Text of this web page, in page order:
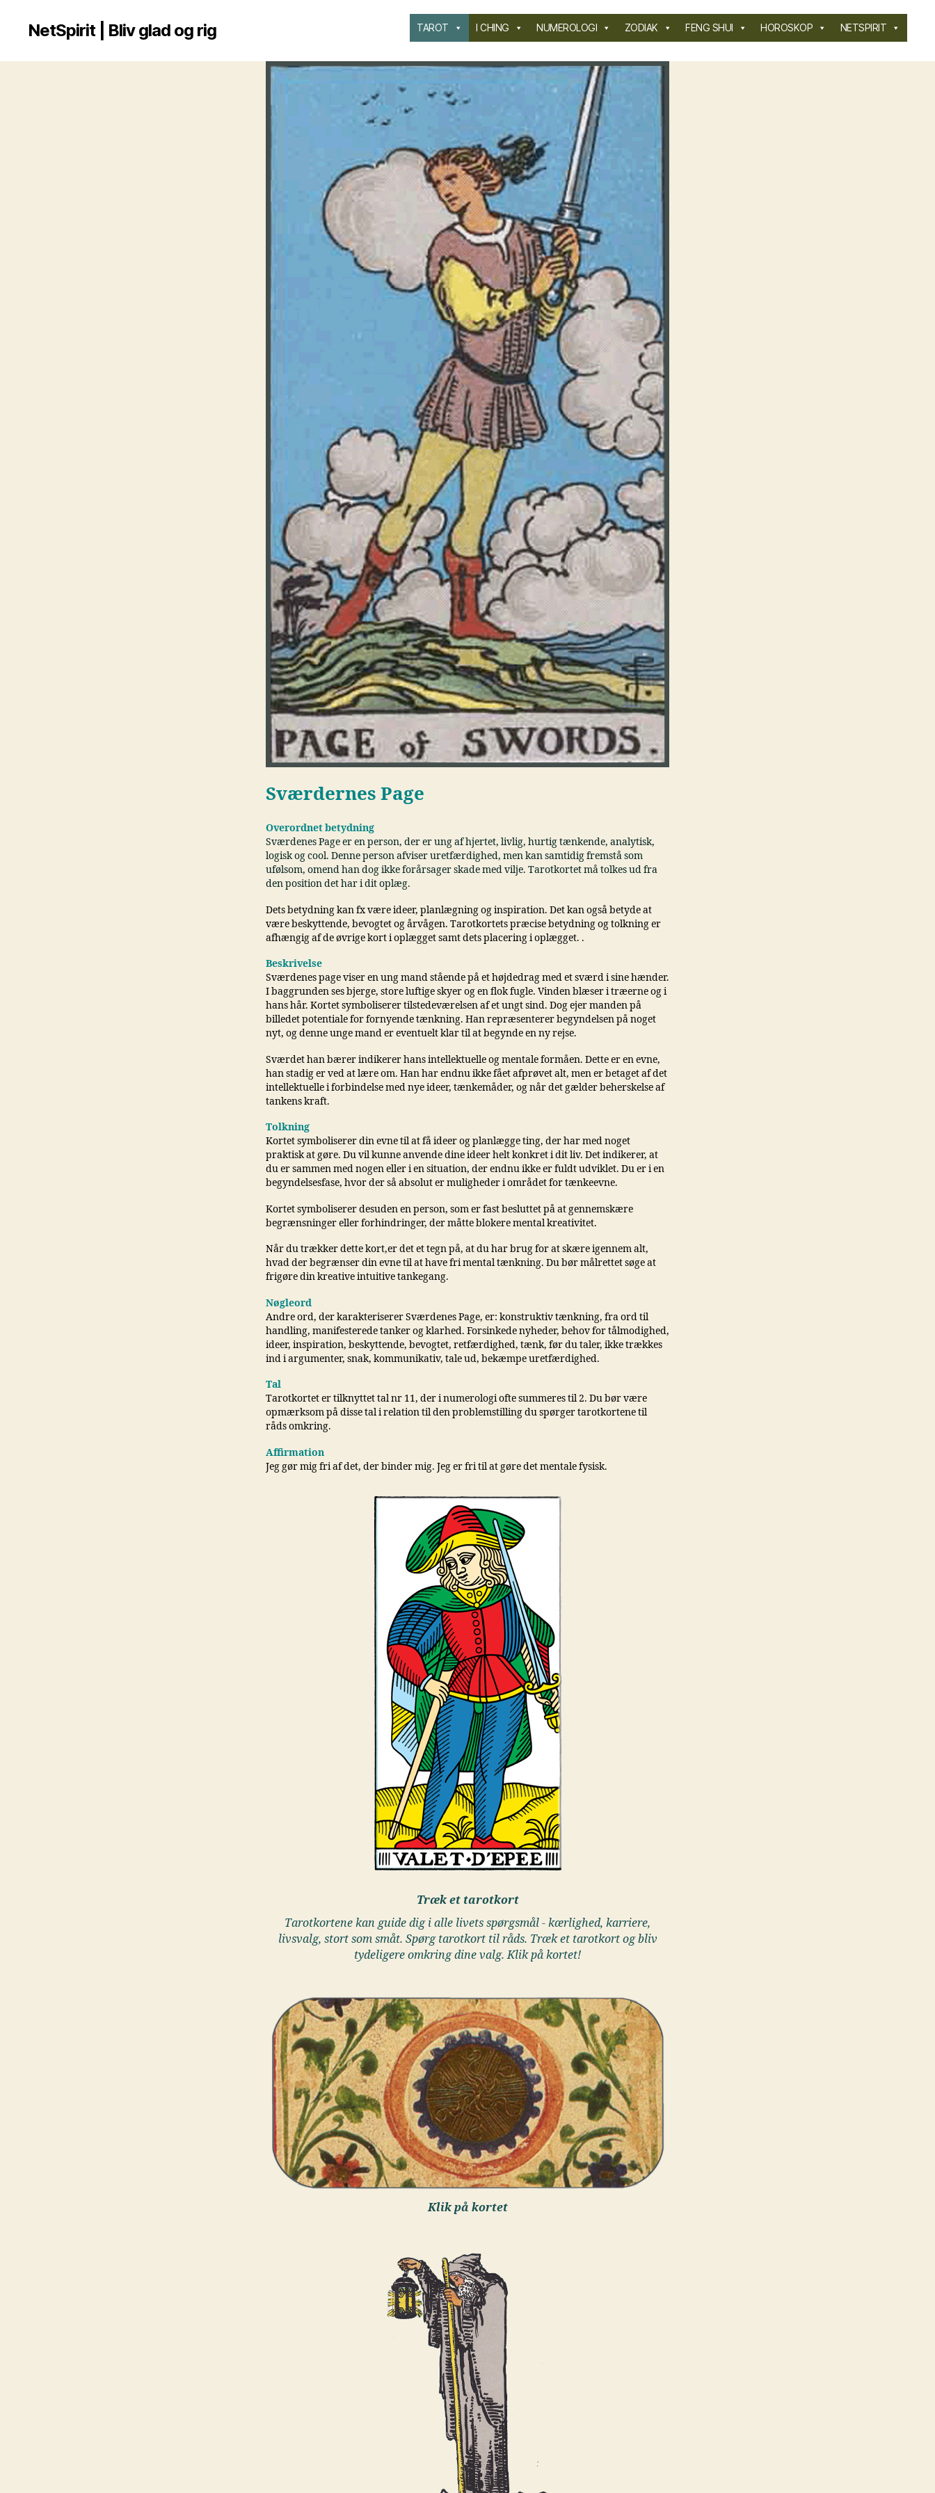
NetSpirit | Bliv glad og rig TAROT I CHING NUMEROLOGI ZODIAK FENG SHUI HOROSKOP NETSPIRIT
Sværdernes Page
Overordnet betydning
Sværdenes Page er en person, der er ung af hjertet, livlig, hurtig tænkende, analytisk,
logisk og cool. Denne person afviser uretfærdighed, men kan samtidig fremstå som
ufølsom, omend han dog ikke forårsager skade med vilje. Tarotkortet må tolkes ud fra
den position det har i dit oplæg.
Dets betydning kan fx være ideer, planlægning og inspiration. Det kan også betyde at
være beskyttende, bevogtet og årvågen. Tarotkortets præcise betydning og tolkning er
afhængig af de øvrige kort i oplægget samt dets placering i oplægget. .
Beskrivelse
Sværdenes page viser en ung mand stående på et højdedrag med et sværd i sine hænder.
I baggrunden ses bjerge, store luftige skyer og en flok fugle. Vinden blæser i træerne og i
hans hår. Kortet symboliserer tilstedeværelsen af et ungt sind. Dog ejer manden på
billedet potentiale for fornyende tænkning. Han repræsenterer begyndelsen på noget
nyt, og denne unge mand er eventuelt klar til at begynde en ny rejse.
Sværdet han bærer indikerer hans intellektuelle og mentale formåen. Dette er en evne,
han stadig er ved at lære om. Han har endnu ikke fået afprøvet alt, men er betaget af det
intellektuelle i forbindelse med nye ideer, tænkemåder, og når det gælder beherskelse af
tankens kraft.
Tolkning
Kortet symboliserer din evne til at få ideer og planlægge ting, der har med noget
praktisk at gøre. Du vil kunne anvende dine ideer helt konkret i dit liv. Det indikerer, at
du er sammen med nogen eller i en situation, der endnu ikke er fuldt udviklet. Du er i en
begyndelsesfase, hvor der så absolut er muligheder i området for tænkeevne.
Kortet symboliserer desuden en person, som er fast besluttet på at gennemskære
begrænsninger eller forhindringer, der måtte blokere mental kreativitet.
Når du trækker dette kort,er det et tegn på, at du har brug for at skære igennem alt,
hvad der begrænser din evne til at have fri mental tænkning. Du bør målrettet søge at
frigøre din kreative intuitive tankegang.
Nøgleord
Andre ord, der karakteriserer Sværdenes Page, er: konstruktiv tænkning, fra ord til
handling, manifesterede tanker og klarhed. Forsinkede nyheder, behov for tålmodighed,
ideer, inspiration, beskyttende, bevogtet, retfærdighed, tænk, før du taler, ikke trækkes
ind i argumenter, snak, kommunikativ, tale ud, bekæmpe uretfærdighed.
Tal
Tarotkortet er tilknyttet tal nr 11, der i numerologi ofte summeres til 2. Du bør være
opmærksom på disse tal i relation til den problemstilling du spørger tarotkortene til
råds omkring.
Affirmation
Jeg gør mig fri af det, der binder mig. Jeg er fri til at gøre det mentale fysisk.
Træk et tarotkort
Tarotkortene kan guide dig i alle livets spørgsmål - kærlighed, karriere,
livsvalg, stort som småt. Spørg tarotkort til råds. Træk et tarotkort og bliv
tydeligere omkring dine valg. Klik på kortet!
Klik på kortet